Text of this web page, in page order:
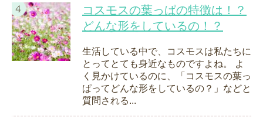
コスモスの葉っぱの特徴は！？
どんな形をしているの！？
生活している中で、コスモスは私たちに
とってとても身近なものですよね。 よ
く見かけているのに、「コスモスの葉っ
ぱってどんな形をしているの？」などと
質問される...